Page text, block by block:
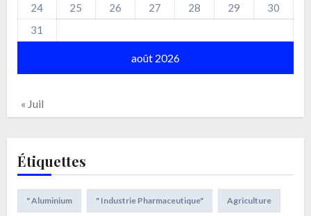
août 2026
24
25 26 27 28 29
30
31
« Juil
Étiquettes
" Aluminium " Industrie Pharmaceutique" Agriculture